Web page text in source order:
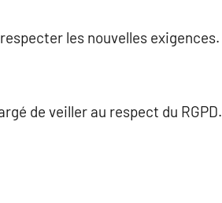
les nouvelles exigences.
de veiller au respect du RGPD.